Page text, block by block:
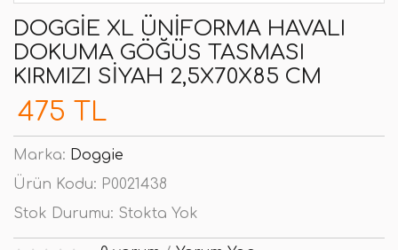
DOGGIE XL ÜNIFORMA HAVALI
DOKUMA GÖĞÜS TASMASI
KIRMIZI SIYAH 2,5X70X85 CM
475 TL
Marka: Doggie
Ürün Kodu: P0021438
Stok Durumu: Stokta Yok